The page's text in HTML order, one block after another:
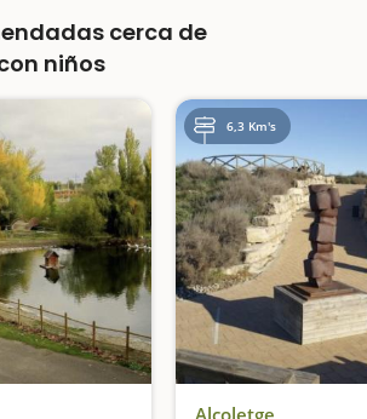
cerca de
niños
6,3 Km's
Alcoletge